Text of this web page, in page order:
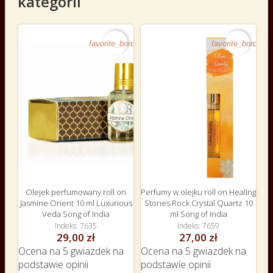
favorite_border
Olejek perfumowany roll on
Jasmine Orient 10 ml Luxurious
Veda Song of India
Indeks 7635
29,00 zł
Ocena na 5 gwiazdek na
podstawie opinii
favorite_border
Perfumy w olejku roll on Healing
Stones Rock Crystal Quartz 10
ml Song of India
Indeks 7659
27,00 zł
Ocena na 5 gwiazdek na
podstawie opinii